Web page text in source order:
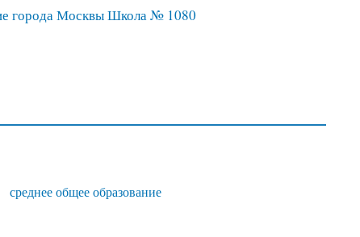
города Москвы Школа № 1080
среднее общее образование